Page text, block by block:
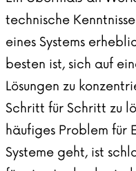
technische
eines Systems
besten ist, sich auf
Lösungen zu
Schritt für Schritt zu
häufiges Problem für
Systeme geht, ist